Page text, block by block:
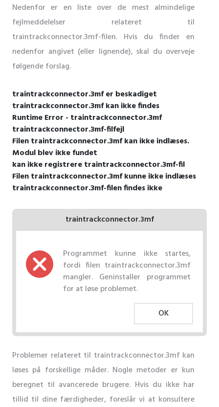
Nedenfor er en liste over de mest almindelige
fejlmeddelelser relateret til
traintrackconnector.3mf-filen. Hvis du finder en
nedenfor angivet (eller lignende), skal du overveje
følgende forslag.
traintrackconnector.3mf er beskadiget
traintrackconnector.3mf kan ikke findes
Runtime Error - traintrackconnector.3mf
traintrackconnector.3mf-filfejl
Filen traintrackconnector.3mf kan ikke indlæses.
Modul blev ikke fundet
kan ikke registrere traintrackconnector.3mf-fil
Filen traintrackconnector.3mf kunne ikke indlæses
traintrackconnector.3mf-filen findes ikke
traintrackconnector.3mf
Programmet kunne ikke startes,
fordi filen traintrackconnector.3mf
mangler. Geninstaller programmet
for at løse problemet.
OK
Problemer relateret til traintrackconnector.3mf kan
løses på forskellige måder. Nogle metoder er kun
beregnet til avancerede brugere. Hvis du ikke har
tillid til dine færdigheder, foreslår vi at konsultere